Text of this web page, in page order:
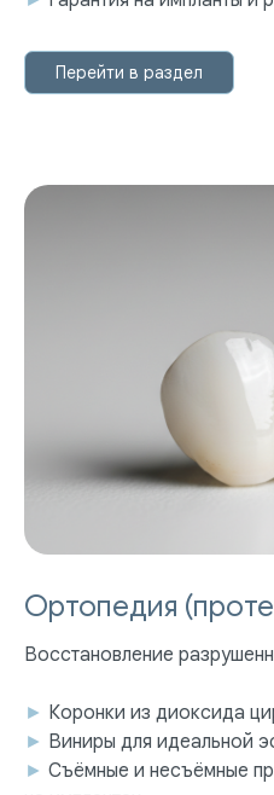
Перейти в раздел
Ортопедия
Восстановление
► Коронки из диоксида
► Виниры для идеальной
► Съёмные и несъёмные